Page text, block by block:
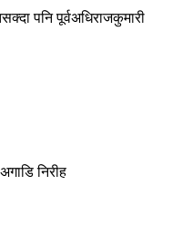
पनि पूर्वअधिराजकुमारी
निरीह